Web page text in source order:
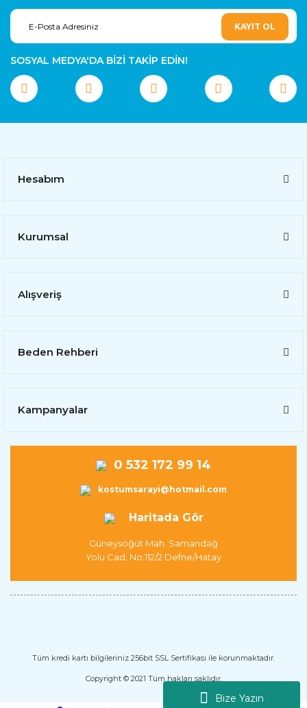
Bize Yazın
KAYIT OL
SOSYAL MEDYA'DA BİZİ TAKİP EDİN!
Hesabım
Kurumsal
Alışveriş
Beden Rehberi
Kampanyalar
0 532 172 99 14
kostumsarayi@hotmail.com
Haritada Gör
Güneysöğüt Mah. Samandağ
Yolu Cad. No:112/2 Defne/Hatay
Tüm kredi kartı bilgileriniz 256bit SSL Sertifikası ile korunmaktadır.
Copyright © 2021 Tüm hakları saklıdır.